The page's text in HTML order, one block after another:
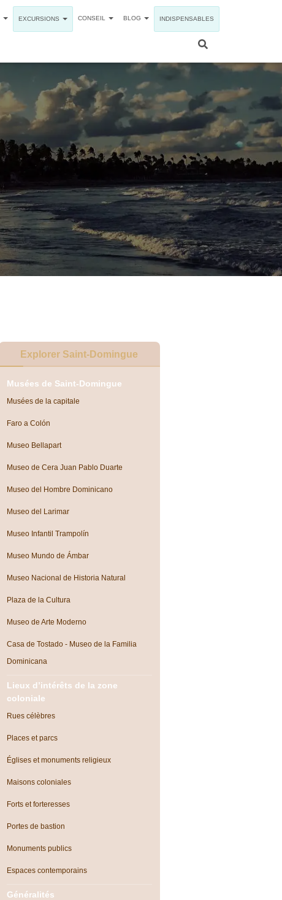
EXCURSIONS CONSEIL BLOG INDISPENSABLES
Explorer Saint-Domingue
Musées de Saint-Domingue
Musées de la capitale
Faro a Colón
Museo Bellapart
Museo de Cera Juan Pablo Duarte
Museo del Hombre Dominicano
Museo del Larimar
Museo Infantil Trampolín
Museo Mundo de Ámbar
Museo Nacional de Historia Natural
Plaza de la Cultura
Museo de Arte Moderno
Casa de Tostado - Museo de la Familia
Dominicana
Lieux d’intérêts de la zone
coloniale
Rues célèbres
Places et parcs
Églises et monuments religieux
Maisons coloniales
Forts et forteresses
Portes de bastion
Monuments publics
Espaces contemporains
Généralités